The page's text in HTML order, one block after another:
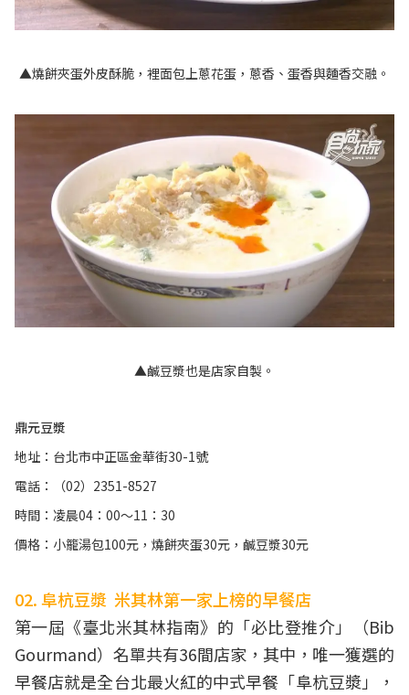
▲燒餅夾蛋外皮酥脆，裡面包上蔥花蛋，蔥香、蛋香與麵香交融。
▲鹹豆漿也是店家自製。
鼎元豆漿
地址：台北市中正區金華街30-1號
電話：（02）2351-8527
時間：凌晨04：00～11：30
價格：小籠湯包100元，燒餅夾蛋30元，鹹豆漿30元
02. 阜杭豆漿 米其林第一家上榜的早餐店
第一屆《臺北米其林指南》的「必比登推介」（Bib
Gourmand）名單共有36間店家，其中，唯一獲選的
早餐店就是全台北最火紅的中式早餐「阜杭豆漿」，